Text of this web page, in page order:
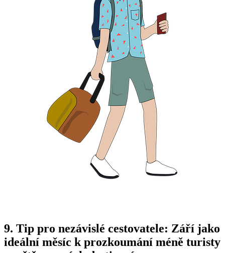
9. Tip pro nezávislé cestovatele: ⁤Září jako⁣
ideální měsíc k prozkoumání méně turisty